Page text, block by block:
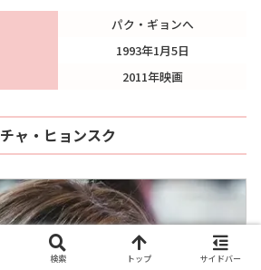
パク・ギョンへ
1993年1月5日
2011年映画
チャ・ヒョンスク
検索 トップ サイドバー